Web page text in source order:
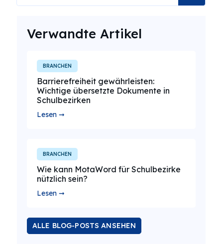
Verwandte Artikel
BRANCHEN
Barrierefreiheit gewährleisten:
Wichtige übersetzte Dokumente in
Schulbezirken
Lesen ➞
BRANCHEN
Wie kann MotaWord für Schulbezirke
nützlich sein?
Lesen ➞
ALLE BLOG-POSTS ANSEHEN